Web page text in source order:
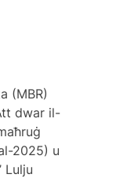
(MBR)
dwar il-
2025) u
Lulju